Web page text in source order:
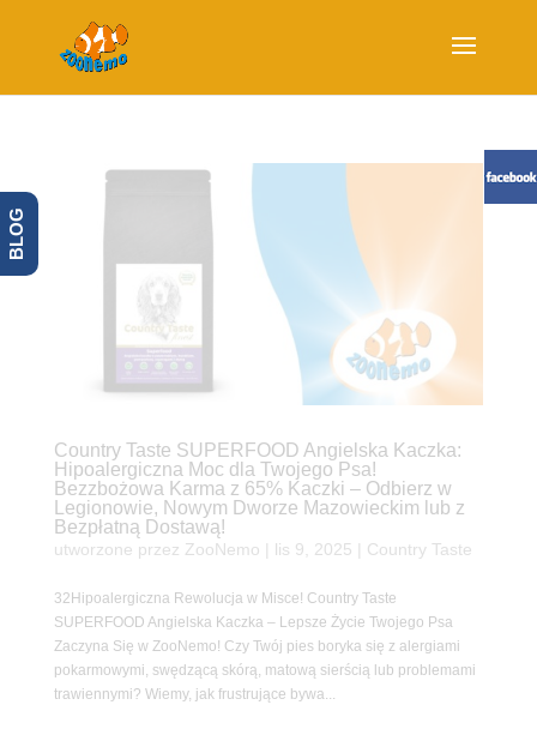
Country Taste SUPERFOOD Angielska Kaczka:
Hipoalergiczna Moc dla Twojego Psa!
Bezzbożowa Karma z 65% Kaczki – Odbierz w
Legionowie, Nowym Dworze Mazowieckim lub z
Bezpłatną Dostawą!
utworzone przez ZooNemo lis 9, 2025 Country Taste
32Hipoalergiczna Rewolucja w Misce! Country Taste
SUPERFOOD Angielska Kaczka – Lepsze Życie Twojego Psa
Zaczyna Się w ZooNemo! Czy Twój pies boryka się z alergiami
pokarmowymi, swędzącą skórą, matową sierścią lub problemami
trawiennymi? Wiemy, jak frustrujące bywa...
BLOG